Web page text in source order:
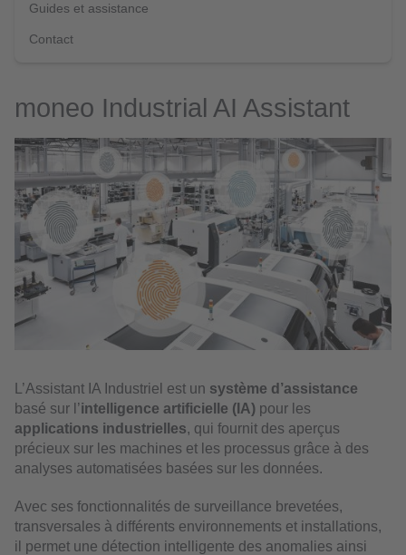
Guides et assistance
Contact
moneo Industrial AI Assistant
L’Assistant IA Industriel est un système d’assistance
basé sur l’intelligence artificielle (IA) pour les
applications industrielles, qui fournit des aperçus
précieux sur les machines et les processus grâce à des
analyses automatisées basées sur les données.
Avec ses fonctionnalités de surveillance brevetées,
transversales à différents environnements et installations,
il permet une détection intelligente des anomalies ainsi